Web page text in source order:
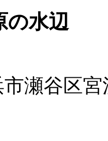
の水辺
瀬谷区